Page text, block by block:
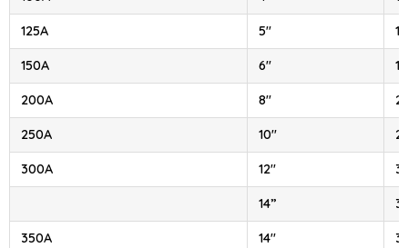
125A 5″
150A 6″
200A 8″
250A 10″
300A 12″
14”
350A 14″